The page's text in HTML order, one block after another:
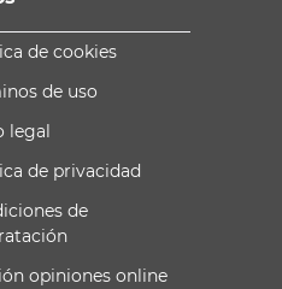
de cookies
de uso
legal
de privacidad
de
opiniones online